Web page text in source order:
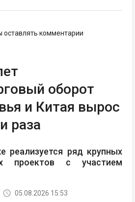
оставлять комментарии
оборот
и Китая вырос
раза
реализуется ряд крупных
проектов с участием
05.08.2026 15:53